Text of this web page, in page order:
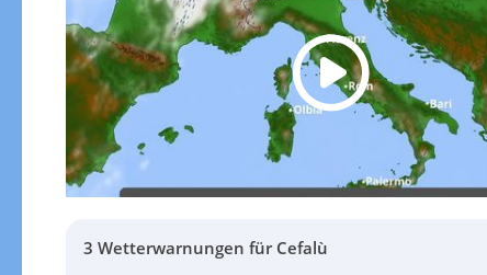
3 Wetterwarnungen für Cefalù